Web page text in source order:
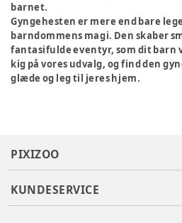
barnet.
Gyngehesten er mere end bare
barndommens magi. Den skaber
fantasifulde eventyr, som dit barn
kig på vores udvalg, og find den
glæde og leg til jeres hjem.
PIXIZOO
KUNDESERVICE